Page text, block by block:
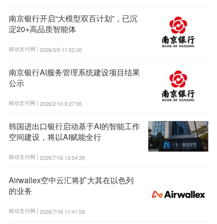
南京银行开启“大模型双百计划”，已沉
淀20+高品质智能体
移动支付网 | 2026/3/9 11:52:00
南京银行AI服务管理系统建设项目结果
公示
移动支付网 | 2026/2/10 9:27:55
韩国进出口银行启动基于AI的智能工作
空间建设，将以AI赋能全行
移动支付网 | 2026/7/16 13:54:39
Airwallex空中云汇将扩大其在以色列
的业务
移动支付网 | 2026/7/16 11:41:59